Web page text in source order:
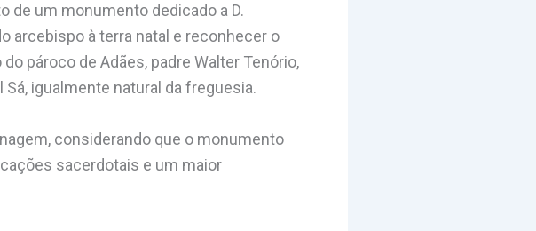
de um monumento dedicado a D.
arcebispo à terra natal e reconhecer o
pároco de Adães, padre Walter Tenório,
igualmente natural da freguesia.
considerando que o monumento
sacerdotais e um maior